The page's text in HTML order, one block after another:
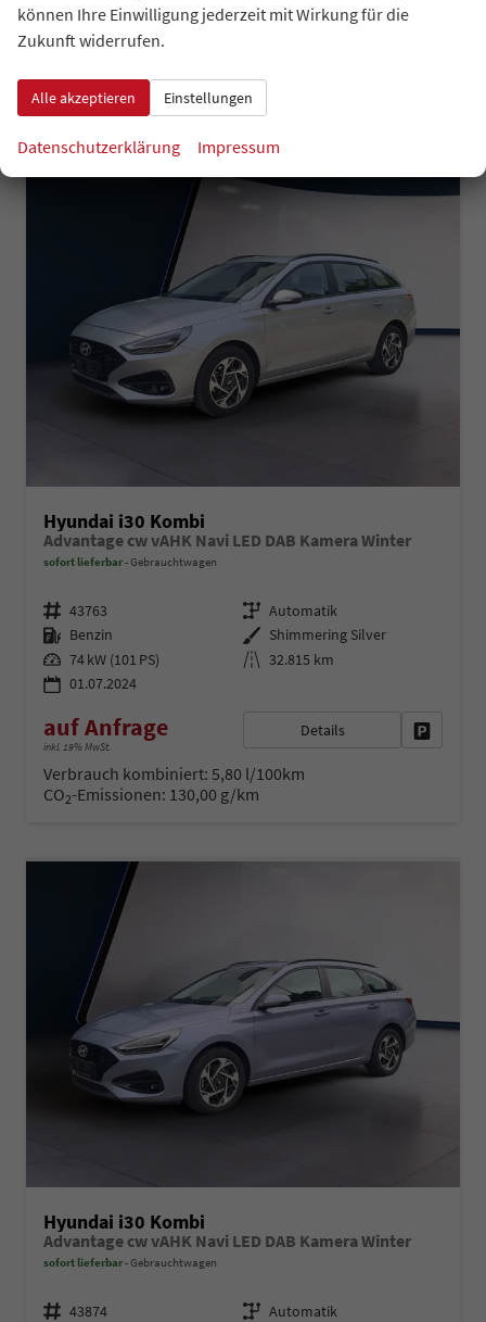
auf Anfrage
inkl. 19% MwSt.
CO2-Emissionen:130,00 g/km
Hyundai i30 Kombi
Advantage cw vAHK Navi LED DAB Kamera Winter
sofort lieferbar Gebrauchtwagen
Fahrzeugnr. 43763 Getriebe Automatik
Kraftstoff Benzin Außenfarbe Shimmering Silver
Leistung 74 kW (101 PS) Kilometerstand 32.815 km
01.07.2024
auf Anfrage
inkl. 19% MwSt.
Details
Verbrauch kombiniert: 5,80 l/100km
CO2-Emissionen: 130,00 g/km
Hyundai i30 Kombi
Advantage cw vAHK Navi LED DAB Kamera Winter
sofort lieferbar Gebrauchtwagen
Fahrzeugnr. 43874 Getriebe Automatik
können Ihre Einwilligung jederzeit mit Wirkung für die
Zukunft widerrufen.
Alle akzeptieren Einstellungen
Datenschutzerklärung Impressum